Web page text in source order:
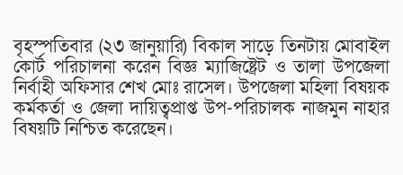
বৃহস্পতিবার (২৩ জানুয়ারি) বিকাল সাড়ে তিনটায় মোবাইল
কোর্ট পরিচালনা করেন বিজ্ঞ ম্যাজিষ্ট্রেট ও তালা উপজেলা
নির্বাহী অফিসার শেখ মোঃ রাসেল। উপজেলা মহিলা বিষয়ক
কর্মকর্তা ও জেলা দায়িত্বপ্রাপ্ত উপ-পরিচালক নাজমুন নাহার
বিষয়টি নিশ্চিত করেছেন।